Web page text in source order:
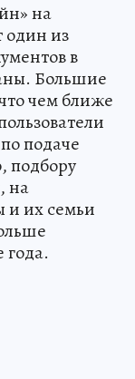
на
один из
в
Большие
чем ближе
подаче
подбору
на
и их семьи
года.